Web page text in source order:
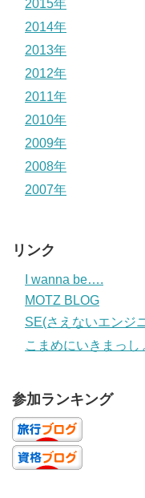
2015年
2014年
2013年
2012年
2011年
2010年
2009年
2008年
2007年
リンク
I wanna be….
MOTZ BLOG
SE(さえないエンジ
こまめにいきまっし
参加ランキング